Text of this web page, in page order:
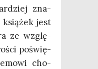
zna­
jest
ze wzglę­
poświę­
cho­